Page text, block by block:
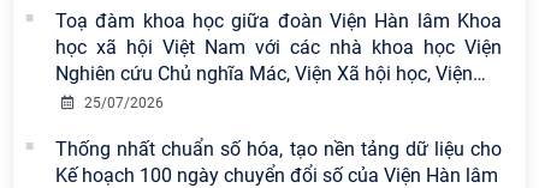
Toạ đàm khoa học giữa đoàn Viện Hàn lâm Khoa
học xã hội Việt Nam với các nhà khoa học Viện
Nghiên cứu Chủ nghĩa Mác, Viện Xã hội học, Viện…
25/07/2026
Thống nhất chuẩn số hóa, tạo nền tảng dữ liệu cho
Kế hoạch 100 ngày chuyển đổi số của Viện Hàn lâm
2026
Chi bộ Viện Sử học tổ chức Tọa đàm
chuyên đề: Đẩy mạnh học tập, thực
pháp, phong cách Hồ Chí Minh trong
giai đoạn phát triển mới